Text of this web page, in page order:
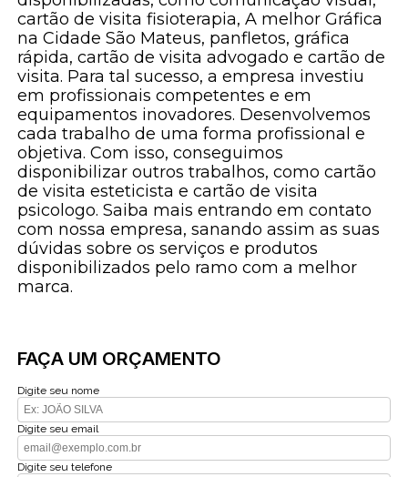
cartão de visita fisioterapia, A melhor Gráfica
na Cidade São Mateus, panfletos, gráfica
rápida, cartão de visita advogado e cartão de
visita. Para tal sucesso, a empresa investiu
em profissionais competentes e em
equipamentos inovadores. Desenvolvemos
cada trabalho de uma forma profissional e
objetiva. Com isso, conseguimos
disponibilizar outros trabalhos, como cartão
de visita esteticista e cartão de visita
psicologo. Saiba mais entrando em contato
com nossa empresa, sanando assim as suas
dúvidas sobre os serviços e produtos
disponibilizados pelo ramo com a melhor
marca.
FAÇA UM ORÇAMENTO
Digite seu nome
Digite seu email
Digite seu telefone